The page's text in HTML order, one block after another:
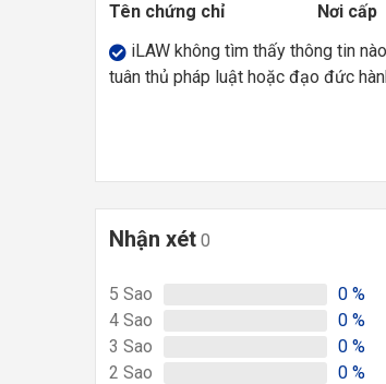
Tên chứng chỉ Nơi cấp
iLAW không tìm thấy thông tin
tuân thủ pháp luật hoặc đạo đức
Nhận xét 0
5 Sao 0 %
4 Sao 0 %
3 Sao 0 %
2 Sao 0 %